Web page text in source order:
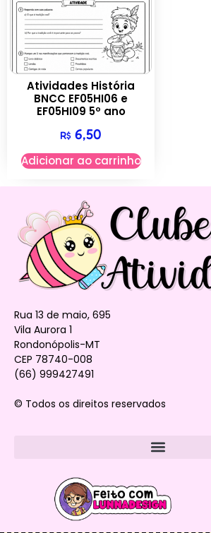
Atividades História
BNCC EF05HI06 e
EF05HI09 5º ano
R$ 6,50
Adicionar ao carrinho
Rua 13 de maio, 695
Vila Aurora 1
Rondonópolis-MT
CEP 78740-008
(66) 999427491
© Todos os direitos reservados